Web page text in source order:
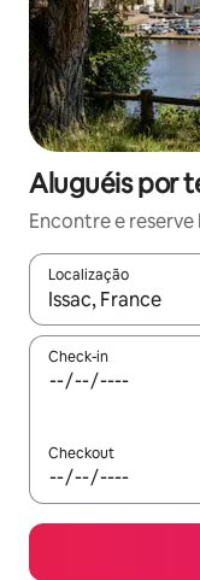
Aluguéis por
Encontre e
Localização
Quando os
Check-in
Checkout